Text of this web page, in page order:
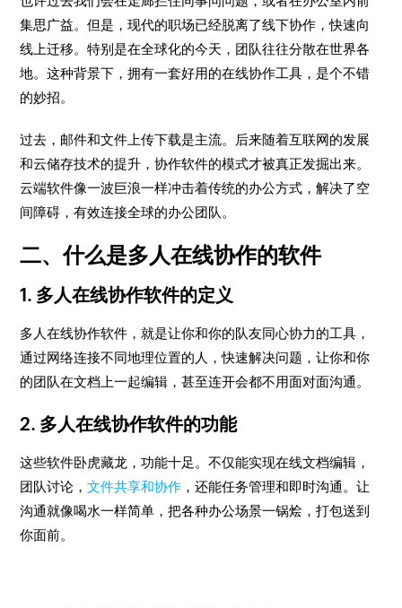
集思广益。但是，现代的职场已经脱离了线下协作，快速向
线上迁移。特别是在全球化的今天，团队往往分散在世界各
地。这种背景下，拥有一套好用的在线协作工具，是个不错
的妙招。
过去，邮件和文件上传下载是主流。后来随着互联网的发展
和云储存技术的提升，协作软件的模式才被真正发掘出来。
云端软件像一波巨浪一样冲击着传统的办公方式，解决了空
间障碍，有效连接全球的办公团队。
二、什么是多人在线协作的软件
1. 多人在线协作软件的定义
多人在线协作软件，就是让你和你的队友同心协力的工具，
通过网络连接不同地理位置的人，快速解决问题，让你和你
的团队在文档上一起编辑，甚至连开会都不用面对面沟通。
2. 多人在线协作软件的功能
这些软件卧虎藏龙，功能十足。不仅能实现在线文档编辑，
团队讨论，文件共享和协作 ，还能任务管理和即时沟通。让
沟通就像喝水一样简单，把各种办公场景一锅烩，打包送到
你面前。